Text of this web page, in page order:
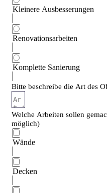
Kleinere Ausbesserungen
Renovationsarbeiten
Komplette Sanierung
Bitte beschreibe die Art des
Welche Arbeiten sollen
möglich)
Wände
Decken